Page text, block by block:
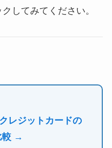
してみてください。
レジットカードの
較 →